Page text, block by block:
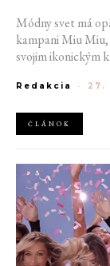
Módny svet má
kampani Miu
svojim ikonickým
a v San Franciscu
Redakcia - 27.
ČLÁNOK